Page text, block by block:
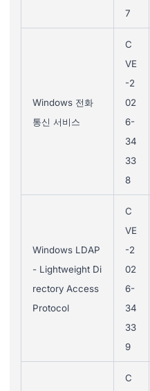
7
Windows 전화
통신 서비스
C
VE
-2
02
6-
34
33
8
Windows LDAP
- Lightweight Di
rectory Access
Protocol
C
VE
-2
02
6-
34
33
9
C